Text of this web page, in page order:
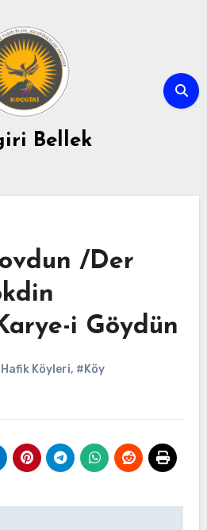
Bellek
/Der
i Göydün
Köyleri, #Köy